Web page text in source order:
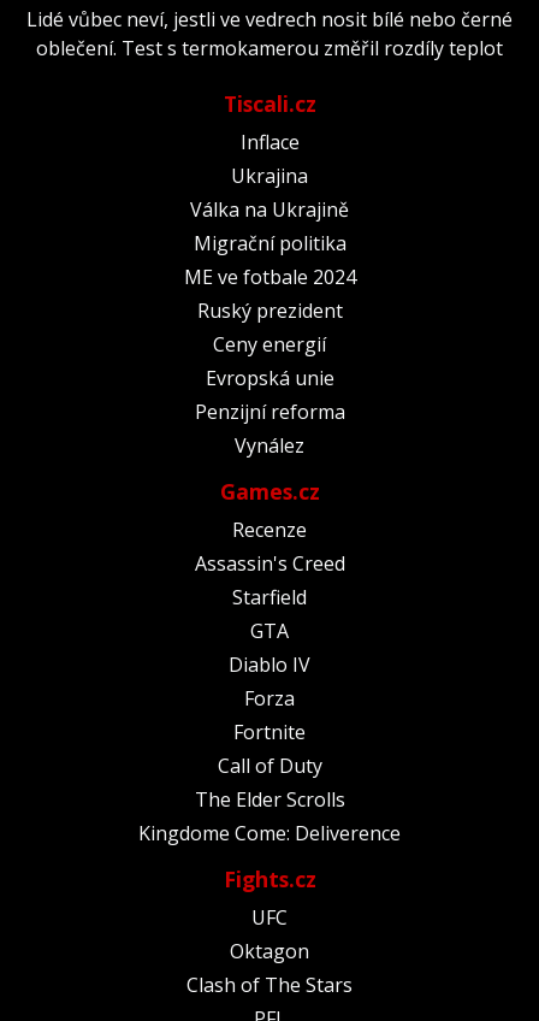
Lidé vůbec neví, jestli ve vedrech nosit bílé nebo černé
oblečení. Test s termokamerou změřil rozdíly teplot
Tiscali.cz
Inflace
Ukrajina
Válka na Ukrajině
Migrační politika
ME ve fotbale 2024
Ruský prezident
Ceny energií
Evropská unie
Penzijní reforma
Vynález
Games.cz
Recenze
Assassin's Creed
Starfield
GTA
Diablo IV
Forza
Fortnite
Call of Duty
The Elder Scrolls
Kingdome Come: Deliverence
Fights.cz
UFC
Oktagon
Clash of The Stars